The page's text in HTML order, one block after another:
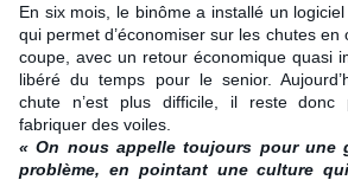
En six mois, le binôme a installé un
qui permet d’économiser sur les chutes en
coupe, avec un retour économique quasi
libéré du temps pour le senior.
chute n’est plus difficile, il reste
fabriquer des voiles.
« On nous appelle toujours pour une
problème, en pointant une culture